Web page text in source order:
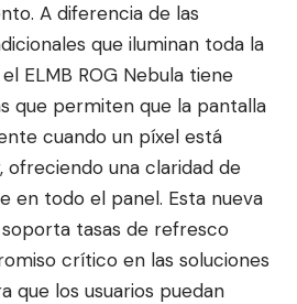
A diferencia de las
que iluminan toda la
ELMB ROG Nebula tiene
que permiten que la pantalla
cuando un píxel está
ofreciendo una claridad de
en todo el panel. Esta nueva
tasas de refresco
crítico en las soluciones
que los usuarios puedan